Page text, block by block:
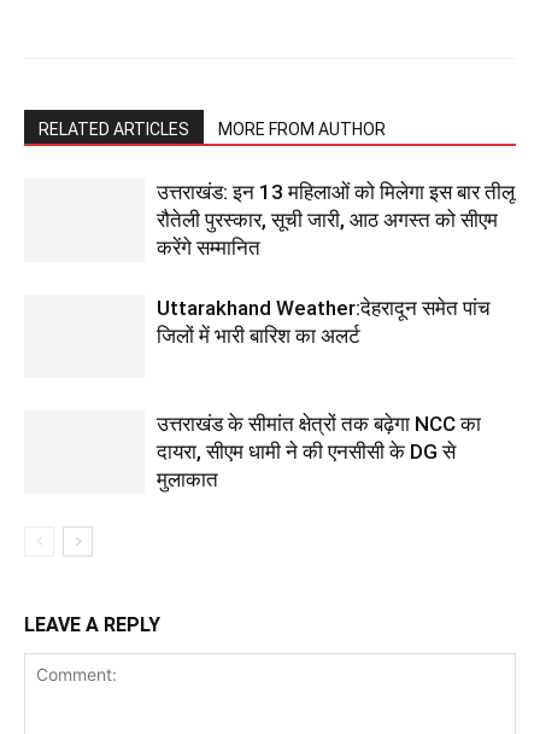
RELATED ARTICLES MORE FROM AUTHOR
उत्तराखंड: इन 13 महिलाओं को मिलेगा इस बार तीलू
रौतेली पुरस्कार, सूची जारी, आठ अगस्त को सीएम
करेंगे सम्मानित
Uttarakhand Weather:देहरादून समेत पांच
जिलों में भारी बारिश का अलर्ट
उत्तराखंड के सीमांत क्षेत्रों तक बढ़ेगा NCC का
दायरा, सीएम धामी ने की एनसीसी के DG से
मुलाकात
LEAVE A REPLY